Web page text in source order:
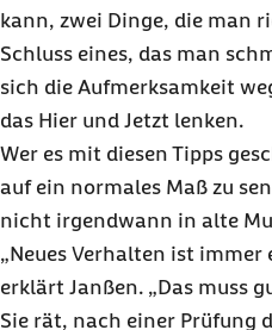
kann, zwei Dinge, die man
Schluss eines, das man
sich die Aufmerksamkeit
das Hier und Jetzt lenken.
Wer es mit diesen Tipps
auf ein normales Maß zu
nicht irgendwann in alte
„Neues Verhalten ist immer
erklärt Janßen. „Das muss
Sie rät, nach einer Prüfung